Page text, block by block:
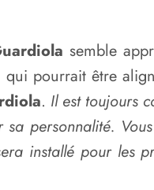
semble
pourrait être
. Il est toujours
personnalité.
installé pour les